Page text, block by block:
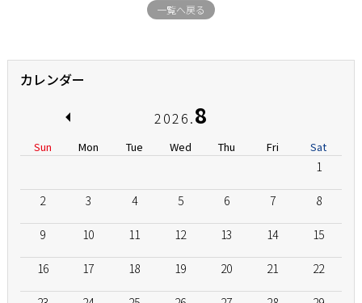
一覧へ戻る
カレンダー
2026.8
Sun Mon Tue Wed Thu Fri Sat
1
2 3 4 5 6 7 8
9 10 11 12 13 14 15
16 17 18 19 20 21 22